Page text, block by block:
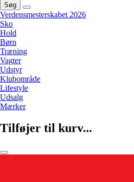
Søg
Verdensmesterskabet 2026
Sko
Hold
Børn
Træning
Vagter
Udstyr
Klubområde
Lifestyle
Udsalg
Mærker
Tilføjer til kurv...